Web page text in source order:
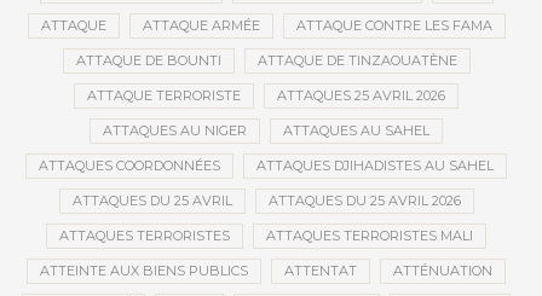
ATTAQUE ATTAQUE ARMÉE ATTAQUE CONTRE LES FAMA
ATTAQUE DE BOUNTI ATTAQUE DE TINZAOUATÈNE
ATTAQUE TERRORISTE ATTAQUES 25 AVRIL 2026
ATTAQUES AU NIGER ATTAQUES AU SAHEL
ATTAQUES COORDONNÉES ATTAQUES DJIHADISTES AU SAHEL
ATTAQUES DU 25 AVRIL ATTAQUES DU 25 AVRIL 2026
ATTAQUES TERRORISTES ATTAQUES TERRORISTES MALI
ATTEINTE AUX BIENS PUBLICS ATTENTAT ATTÉNUATION